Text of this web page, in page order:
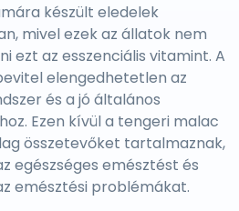
készült eledelek
mivel ezek az állatok nem
ezt az esszenciális vitamint. A
elengedhetetlen az
és a jó általános
Ezen kívül a tengeri malac
összetevőket tartalmaznak,
egészséges emésztést és
emésztési problémákat.